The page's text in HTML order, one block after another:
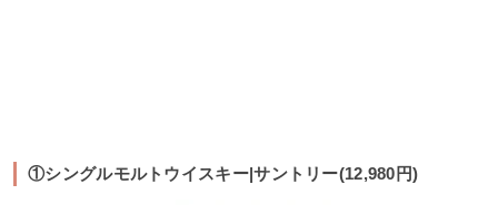
①シングルモルトウイスキー|サントリー(12,980円)